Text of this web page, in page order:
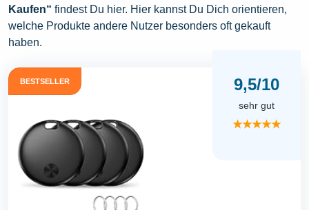
Kaufen“ findest Du hier. Hier kannst Du Dich orientieren,
welche Produkte andere Nutzer besonders oft gekauft
haben.
BESTSELLER 9,5/10
sehr gut
★★★★★